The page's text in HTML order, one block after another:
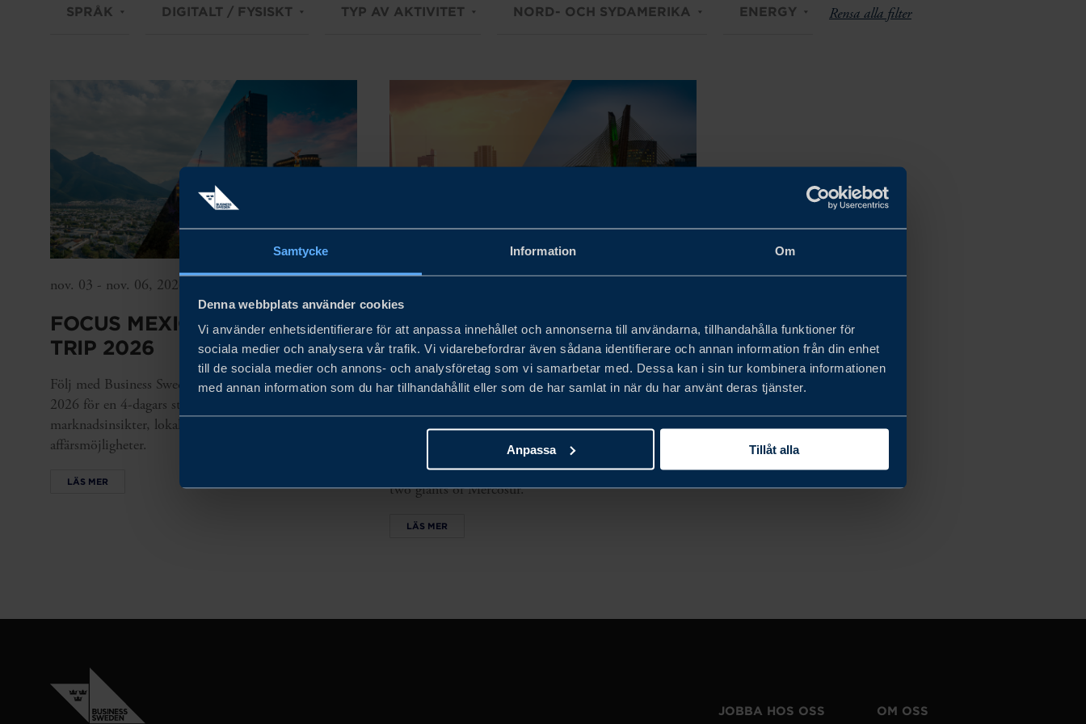
Samtycke Information Om
Denna webbplats använder cookies
Vi använder enhetsidentifierare för att anpassa innehållet och annonserna till användarna, tillhandahålla funktioner för
sociala medier och analysera vår trafik. Vi vidarebefordrar även sådana identifierare och annan information från din enhet
till de sociala medier och annons- och analysföretag som vi samarbetar med. Dessa kan i sin tur kombinera informationen
med annan information som du har tillhandahållit eller som de har samlat in när du har använt deras tjänster.
Anpassa Tillåt alla
SPRÅK DIGITALT / FYSISKT TYP AV AKTIVITET NORD- OCH SYDAMERIKA ENERGY Rensa alla filter
nov. 03 - nov. 06, 2026
FOCUS MEXICO – SME STUDY
TRIP 2026
Följ med Business Sweden till Mexiko 3–6 november
2026 för en 4-dagars studieresa där svenska SMEs får
marknadsinsikter, lokala kontakter och
affärsmöjligheter.
LÄS MER
HIGH-LEVEL BUSINESS
DELEGATION TO ARGENTINA
AND BRAZIL 2026
delegation to Argentina and Brazil in 2026, bringing
together business leaders, government representatives
and public authorities to explore opportunities in the
two giants of Mercosur.
LÄS MER
JOBBA HOS OSS OM OSS